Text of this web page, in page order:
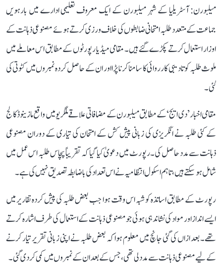
میلبورن: آسٹریلیا کے شہر میلبورن کے ایک معروف تعلیمی ادارے میں بارہویں
جماعت کے متعدد طلبہ امتحانی ضابطوں کی خلاف ورزی کرتے ہوئے مصنوعی ذہانت کے
اوزار استعمال کرتے پکڑے گئے ہیں۔ مقامی میڈیا رپورٹوں کے مطابق اس معاملے میں
ملوث طلبہ کو تادیبی کارروائی کا سامنا کرنا پڑا اور ان کے حاصل کردہ نمبروں میں کٹوتی کی
گئی۔
مقامی اخبار ’دی ایج‘ کے مطابق میلبورن کے مضافاتی علاقے ملگریو میں واقع مازینوڈ کالج
کے کئی طلبہ نے انگریزی کی زبانی پیش کش کے امتحان کی تیاری کے دوران مصنوعی
ذہانت سے مدد حاصل کی۔ رپورٹ میں دعویٰ کیا گیا کہ تقریباً پچاس طلبہ اس عمل میں
شامل ہو سکتے ہیں، تاہم اسکول انتظامیہ نے اس تعداد کی باضابطہ تصدیق نہیں کی ہے۔
رپورٹ کے مطابق اساتذہ کو شبہ اس وقت ہوا جب بعض طلبہ کی پیش کردہ تقاریر میں
ایسے انداز اور مواد کی نشاندہی ہوئی جو مصنوعی ذہانت کے استعمال کی طرف اشارہ کرتے
تھے۔ بعد ازاں کی گئی جانچ میں معلوم ہوا کہ بعض طلبہ نے اپنی زبانی تقریر تیار کرنے
کے لیے مصنوعی ذہانت سے مدد لی تھی، جس کے بعد ان کے نمبروں میں کمی کر دی گئی۔